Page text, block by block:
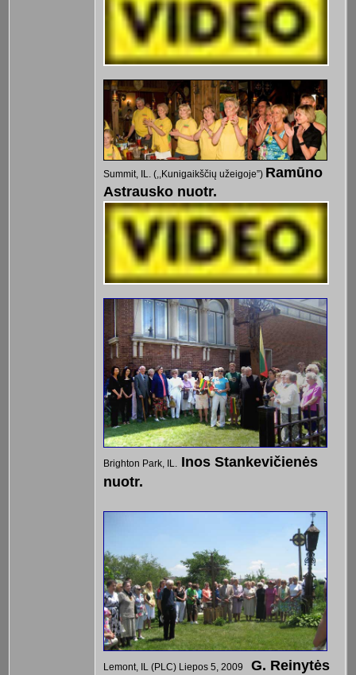
Summit, IL. (,,Kunigaikščių užeigoje”) Ramūno
Astrausko nuotr.
Brighton Park, IL.
Inos Stankevičienės
nuotr.
Lemont, IL (PLC) Liepos 5, 2009
G. Reinytės